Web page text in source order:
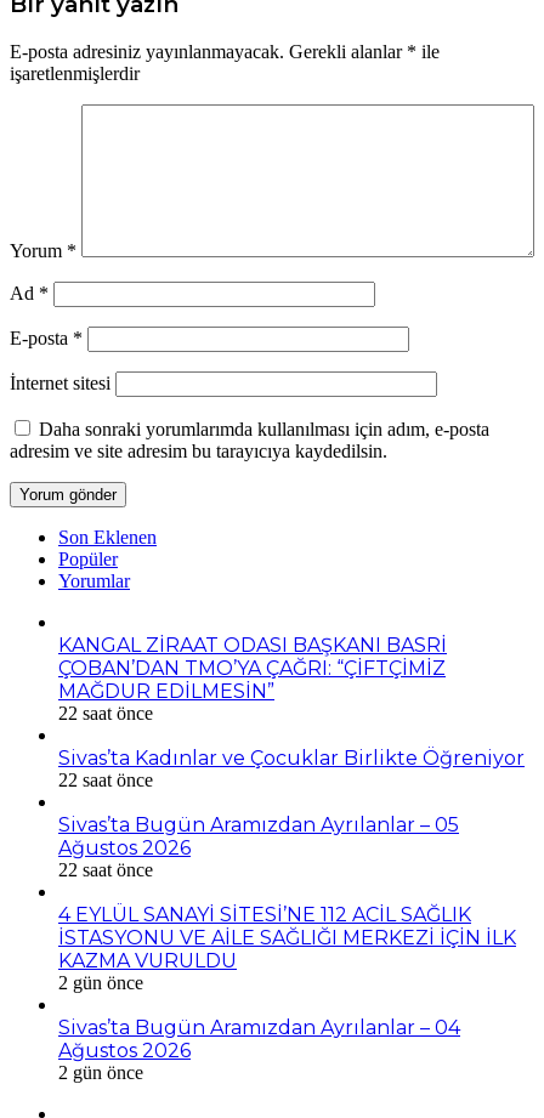
E-posta adresiniz yayınlanmayacak. Gerekli alanlar * ile
işaretlenmişlerdir
Yorum *
Ad *
E-posta *
İnternet sitesi
Daha sonraki yorumlarımda kullanılması için adım, e-posta
adresim ve site adresim bu tarayıcıya kaydedilsin.
Son Eklenen
Popüler
Yorumlar
KANGAL ZİRAAT ODASI BAŞKANI BASRİ
ÇOBAN’DAN TMO’YA ÇAĞRI: “ÇİFTÇİMİZ
MAĞDUR EDİLMESİN”
22 saat önce
Sivas’ta Kadınlar ve Çocuklar Birlikte Öğreniyor
22 saat önce
Sivas’ta Bugün Aramızdan Ayrılanlar – 05
Ağustos 2026
22 saat önce
4 EYLÜL SANAYİ SİTESİ’NE 112 ACİL SAĞLIK
İSTASYONU VE AİLE SAĞLIĞI MERKEZİ İÇİN İLK
KAZMA VURULDU
2 gün önce
Sivas’ta Bugün Aramızdan Ayrılanlar – 04
Ağustos 2026
2 gün önce